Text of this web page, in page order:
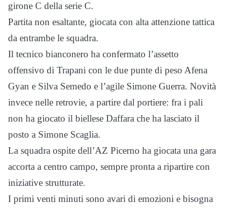
girone C della serie C.
Partita non esaltante, giocata con alta attenzione tattica
da entrambe le squadra.
Il tecnico bianconero ha confermato l’assetto
offensivo di Trapani con le due punte di peso Afena
Gyan e Silva Semedo e l’agile Simone Guerra. Novità
invece nelle retrovie, a partire dal portiere: fra i pali
non ha giocato il biellese Daffara che ha lasciato il
posto a Simone Scaglia.
La squadra ospite dell’AZ Picerno ha giocata una gara
accorta a centro campo, sempre pronta a ripartire con
iniziative strutturate.
I primi venti minuti sono avari di emozioni e bisogna